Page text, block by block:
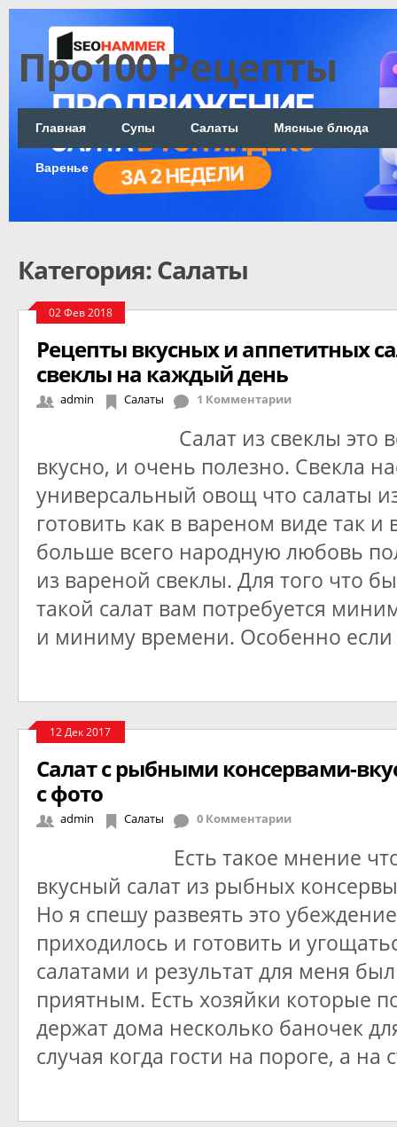
Про100 Рецепты
Главная Супы Салаты Мясные блюда
Варенье
Категория: Салаты
02 Фев 2018
Рецепты вкусных и аппетитных
свеклы на каждый день
admin Салаты 1 Комментарии
Салат из свеклы это
вкусно, и очень полезно. Свекла
универсальный овощ что салаты
готовить как в вареном виде так
больше всего народную любовь
из вареной свеклы. Для того что
такой салат вам потребуется
и миниму времени. Особенно если
12 Дек 2017
Салат с рыбными консервами-
с фото
admin Салаты 0 Комментарии
Есть такое мнение
вкусный салат из рыбных
Но я спешу развеять это
приходилось и готовить и
салатами и результат для меня
приятным. Есть хозяйки которые
держат дома несколько баночек
случая когда гости на пороге, а на